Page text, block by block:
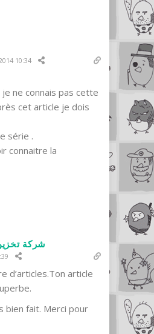
10:34
ne connais pas cette
cet article je dois
série .
connaitre la
شركة
d’articles.Ton article
bien fait. Merci pour